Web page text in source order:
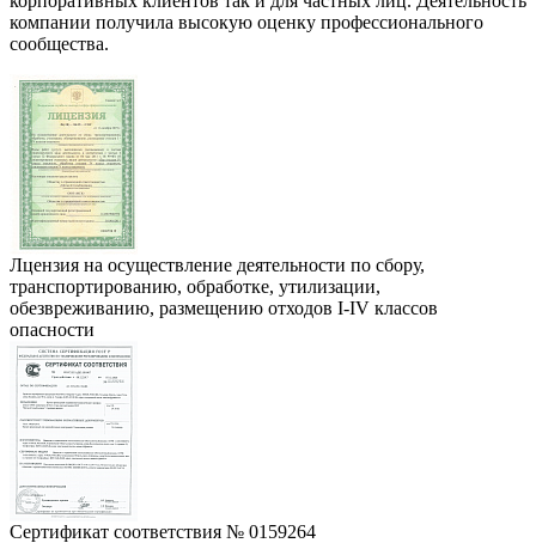
компании получила высокую оценку профессионального
сообщества.
Лцензия на осуществление деятельности по сбору,
транспортированию, обработке, утилизации,
обезвреживанию, размещению отходов I-IV классов
опасности
Сертификат соответствия № 0159264